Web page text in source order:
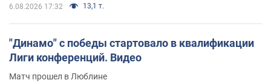
6.08.2026 17:32 13,1 т.
"Динамо" с победы стартовало в квалификации
Лиги конференций. Видео
Матч прошел в Люблине